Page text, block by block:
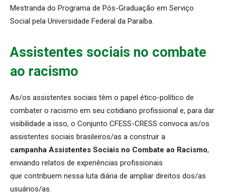
Mestranda do Programa de Pós-Graduação em Serviço
Social pela Universidade Federal da Paraíba.
Assistentes sociais no combate
ao racismo
As/os assistentes sociais têm o papel ético-político de
combater o racismo em seu cotidiano profissional e, para dar
visibilidade a isso, o Conjunto CFESS-CRESS convoca as/os
assistentes sociais brasileiros/as a construir a
campanha Assistentes Sociais no Combate ao Racismo,
enviando relatos de experiências profissionais
que contribuem nessa luta diária de ampliar direitos dos/as
usuários/as.